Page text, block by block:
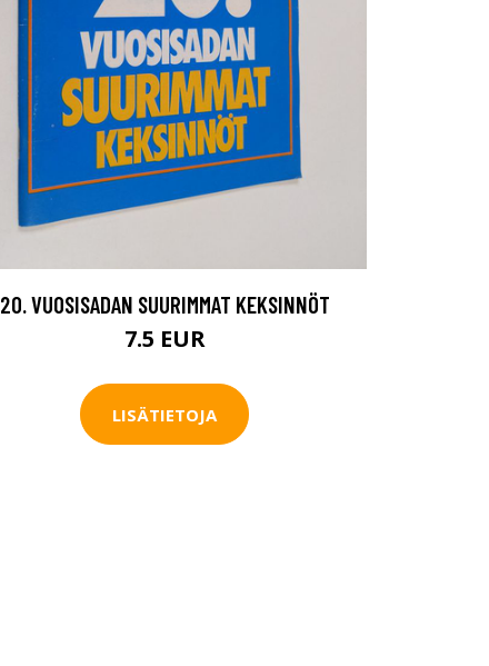
20. VUOSISADAN SUURIMMAT KEKSINNÖT
7.5 EUR
LISÄTIETOJA